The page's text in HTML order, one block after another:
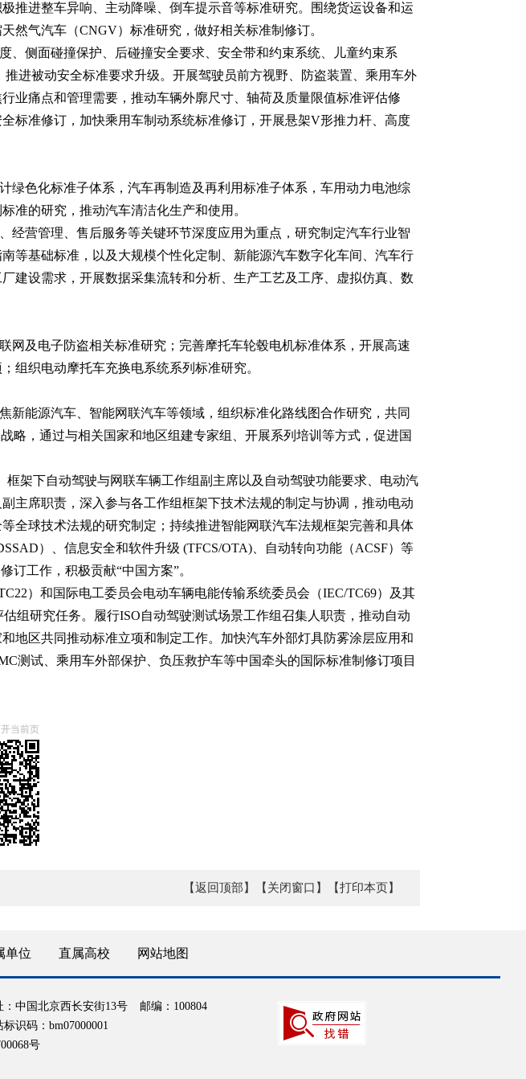
推进整车异响、主动降噪、倒车提示音等标准研究。围绕货运设备和运
然气汽车（CNGV）标准研究，做好相关标准制修订。
、侧面碰撞保护、后碰撞安全要求、安全带和约束系统、儿童约束系
进被动安全标准要求升级。开展驾驶员前方视野、防盗装置、乘用车外
业痛点和管理需要，推动车辆外廓尺寸、轴荷及质量限值标准评估修
标准修订，加快乘用车制动系统标准修订，开展悬架V形推力杆、高度
绿色化标准子体系，汽车再制造及再利用标准子体系，车用动力电池综
准的研究，推动汽车清洁化生产和使用。
经营管理、售后服务等关键环节深度应用为重点，研究制定汽车行业智
等基础标准，以及大规模个性化定制、新能源汽车数字化车间、汽车行
建设需求，开展数据采集流转和分析、生产工艺及工序、虚拟仿真、数
网及电子防盗相关标准研究；完善摩托车轮毂电机标准体系，开展高速
组织电动摩托车充换电系统系列标准研究。
新能源汽车、智能网联汽车等领域，组织标准化路线图合作研究，共同
略，通过与相关国家和地区组建专家组、开展系列培训等方式，促进国
框架下自动驾驶与网联车辆工作组副主席以及自动驾驶功能要求、电动汽
主席职责，深入参与各工作组框架下技术法规的制定与协调，推动电动
全球技术法规的研究制定；持续推进智能网联汽车法规框架完善和具体
）、信息安全和软件升级 (TFCS/OTA)、自动转向功能（ACSF）等
订工作，积极贡献“中国方案”。
）和国际电工委员会电动车辆电能传输系统委员会（IEC/TC69）及其
组研究任务。履行ISO自动驾驶测试场景工作组召集人职责，推动自动
地区共同推动标准立项和制定工作。加快汽车外部灯具防雾涂层应用和
测试、乘用车外部保护、负压救护车等中国牵头的国际标准制修订项目
当前页
【返回顶部】 【关闭窗口】 【打印本页】
单位 直属高校 网站地图
：中国北京西长安街13号
邮编：100804
标识码：bm07000001
号